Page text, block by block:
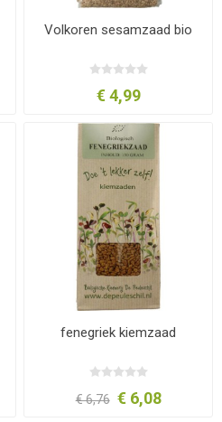
Volkoren sesamzaad bio
€ 4,99
fenegriek kiemzaad
€ 6,76 € 6,08